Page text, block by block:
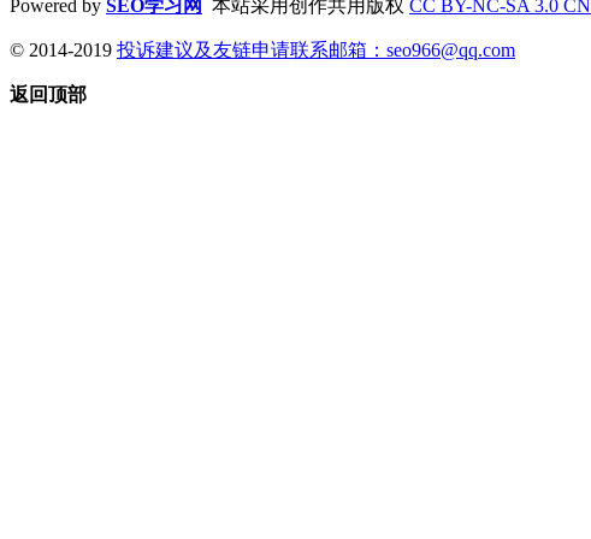
Powered by SEO学习网 本站采用创作共用版权 CC BY-NC-SA 3.0 CN
© 2014-2019 投诉建议及友链申请联系邮箱： seo966@qq.com
返回顶部